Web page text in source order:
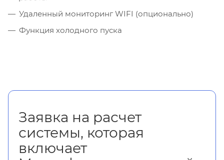
Удаленный мониторинг WIFI (опционально)
Функция холодного пуска
Заявка на расчет
системы, которая
включает